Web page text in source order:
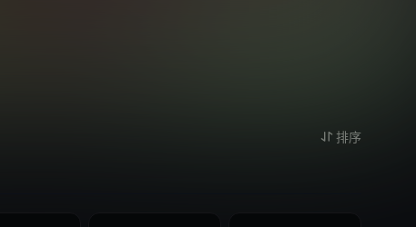
排序